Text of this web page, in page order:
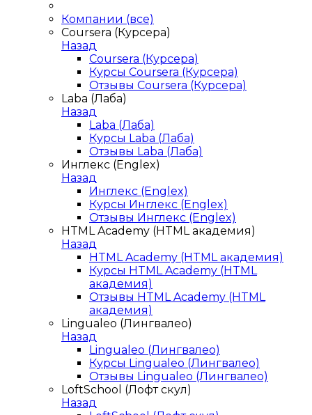
Компании (все)
Coursera (Курсера)
Назад
Coursera (Курсера)
Курсы Coursera (Курсера)
Отзывы Coursera (Курсера)
Laba (Лаба)
Назад
Laba (Лаба)
Курсы Laba (Лаба)
Отзывы Laba (Лаба)
Инглекс (Englex)
Назад
Инглекс (Englex)
Курсы Инглекс (Englex)
Отзывы Инглекс (Englex)
HTML Academy (HTML академия)
Назад
HTML Academy (HTML академия)
Курсы HTML Academy (HTML
академия)
Отзывы HTML Academy (HTML
академия)
Lingualeo (Лингвалео)
Назад
Lingualeo (Лингвалео)
Курсы Lingualeo (Лингвалео)
Отзывы Lingualeo (Лингвалео)
LoftSchool (Лофт скул)
Назад